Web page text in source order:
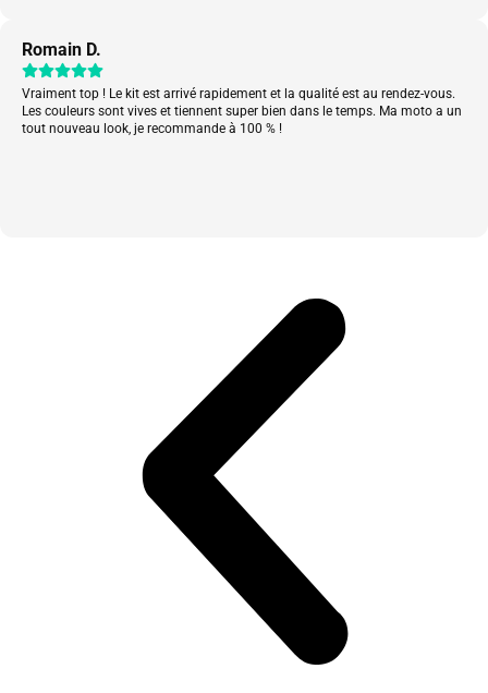
Romain D.
Vraiment top ! Le kit est arrivé rapidement et la qualité est au rendez-vous.
Les couleurs sont vives et tiennent super bien dans le temps. Ma moto a un
tout nouveau look, je recommande à 100 % !